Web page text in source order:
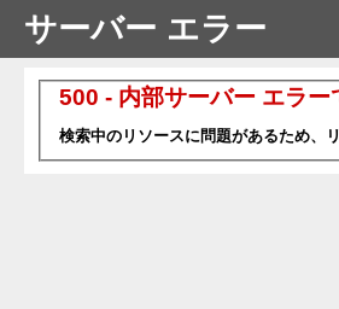
サーバー エラー
500 - 内部サーバー エラー
検索中のリソースに問題があるため、